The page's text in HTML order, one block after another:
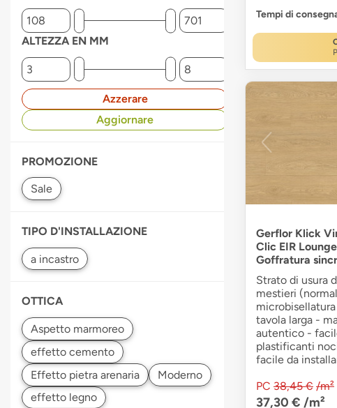
ALTEZZA EN MM
Azzerare
Aggiornare
PROMOZIONE
TIPO D'INSTALLAZIONE
OTTICA
Tempi di
Gerflor Klick
Clic EIR
Goffratura
Strato di usura
mestieri
tavola larga -
autentico -
plastificanti
facile da
PC 38,45 € /m²
37,30 € /m²